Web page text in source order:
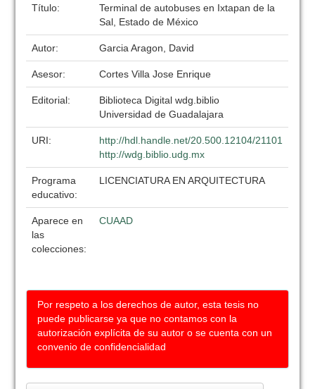
Título:
Terminal de autobuses en Ixtapan de la
Sal, Estado de México
Autor: Garcia Aragon, David
Asesor: Cortes Villa Jose Enrique
Editorial:
Biblioteca Digital wdg.biblio
Universidad de Guadalajara
URI:
http://hdl.handle.net/20.500.12104/21101
http://wdg.biblio.udg.mx
Programa
educativo:
LICENCIATURA EN ARQUITECTURA
Aparece en
las
colecciones:
CUAAD
Por respeto a los derechos de autor, esta tesis no
puede publicarse ya que no contamos con la
autorización explícita de su autor o se cuenta con un
convenio de confidencialidad